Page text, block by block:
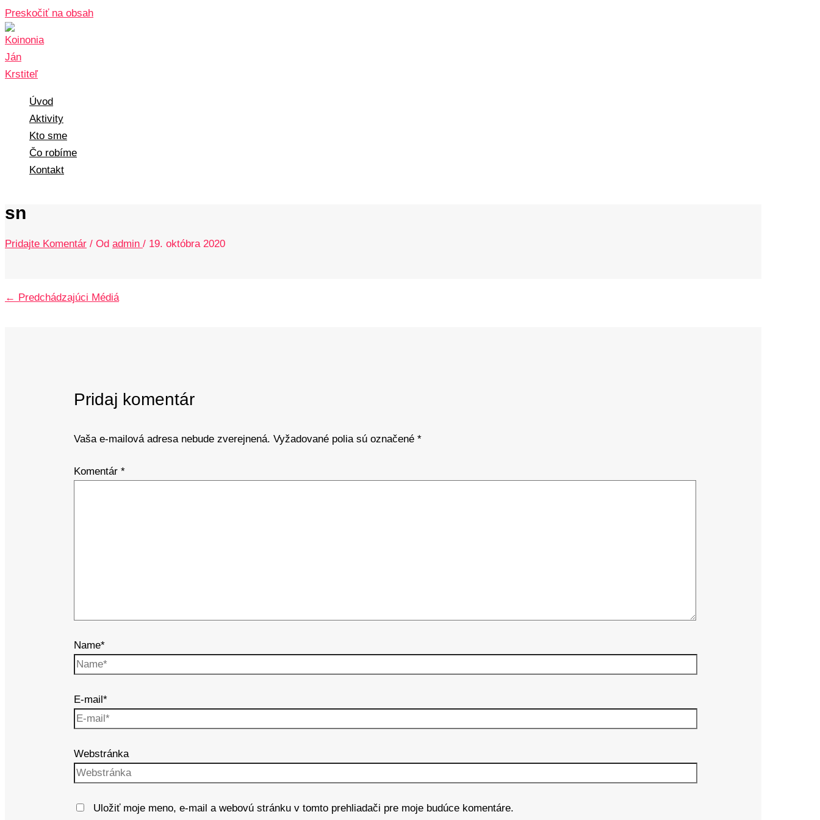
Preskočiť na obsah
Úvod
Aktivity
Kto sme
Čo robíme
Kontakt
sn
Pridajte Komentár / Od admin / 19. októbra 2020
← Predchádzajúci Médiá
Pridaj komentár
Vaša e-mailová adresa nebude zverejnená. Vyžadované polia sú označené*
Komentár*
Name*
E-mail*
Webstránka
Uložiť moje meno, e-mail a webovú stránku v tomto prehliadači pre moje budúce komentáre.